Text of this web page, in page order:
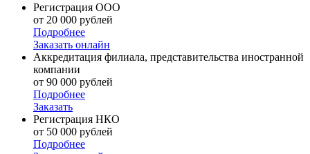
Регистрация ООО
от 20 000 рублей
Подробнее
Заказать онлайн
Аккредитация филиала, представительства иностранной
компании
от 90 000 рублей
Подробнее
Заказать
Регистрация НКО
от 50 000 рублей
Подробнее